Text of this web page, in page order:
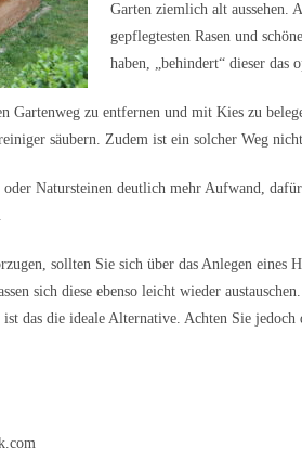
Garten ziemlich alt aussehen.
gepflegtesten Rasen und
haben, „behindert“ dieser das
Gartenweg zu entfernen und mit Kies zu
säubern. Zudem ist ein solcher Weg
Natursteinen deutlich mehr Aufwand,
sollten Sie sich über das Anlegen eines
sich diese ebenso leicht wieder
ist das die ideale Alternative. Achten Sie